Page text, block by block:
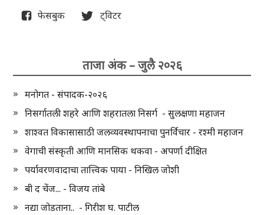
फेसबुक ट्विटर
ताजा अंक – जुलै २०२६
मनोगत - संपादक-२०२६
निसर्गातली शहरे आणि शहरातला निसर्ग - सुलक्षणा महाजन
शाश्वत विकासासाठी जलव्यवस्थापनाचा पुनर्विचार - रश्मी महाजन
वेगाची संस्कृती आणि मानसिक थकवा - अपर्णा दीक्षित
पर्यावरणवादाचा तात्त्विक पाया - निखिल जोशी
बी द चेंज... - विजय तांबे
नद्या जोडताना.. - गिरीश घ. पाटील